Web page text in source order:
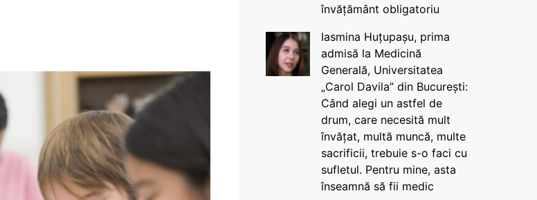
învățământ obligatoriu
Iasmina Huțupașu, prima
admisă la Medicină
Generală, Universitatea
„Carol Davila” din București:
Când alegi un astfel de
drum, care necesită mult
învățat, multă muncă, multe
sacrificii, trebuie s-o faci cu
sufletul. Pentru mine, asta
înseamnă să fii medic